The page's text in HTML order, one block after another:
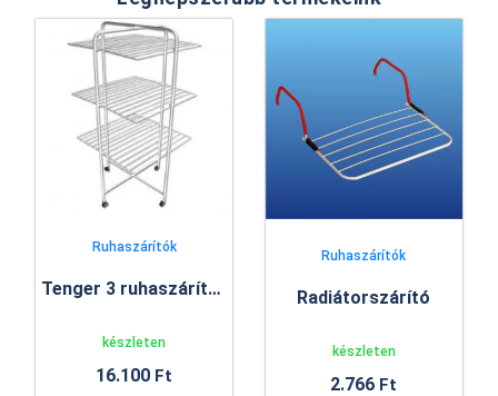
Ruhaszárítók
Tenger 3 ruhaszárító állvány
készleten
16.100 Ft
Ruhaszárítók
Radiátorszárító
készleten
2.766 Ft